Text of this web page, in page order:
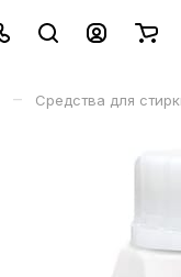
– Средства для